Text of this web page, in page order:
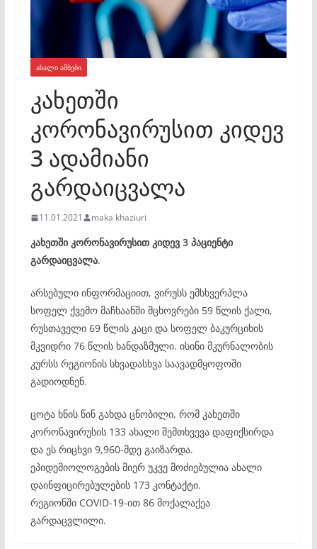
ᲐᲮᲐᲚᲘ ᲐᲛᲑᲔᲑᲘ
კახეთში
კორონავირუსით კიდევ
3 ადამიანი
გარდაიცვალა
11.01.2021 maka khaziuri
კახეთში კორონავირუსით კიდევ 3 პაციენტი
გარდაიცვალა.
არსებული ინფორმაციით, ვირუსს ემსხვერპლა
სოფელ ქვემო მაჩხაანში მცხოვრები 59 წლის ქალი,
რუსთაველი 69 წლის კაცი და სოფელ ბაკურციხის
მკვიდრი 76 წლის ხანდაზმული. ისინი მკურნალობის
კურსს რეგიონის სხვადასხვა საავადმყოფოში
გადიოდნენ.
ცოტა ხნის წინ გახდა ცნობილი, რომ კახეთში
კორონავირუსის 133 ახალი შემთხვევა დაფიქსირდა
და ეს რიცხვი 9,960-მდე გაიზარდა.
ეპიდემიოლოგების მიერ უკვე მოძიებულია ახალი
დაინფიცირებულების 173 კონტაქტი.
რეგიონში COVID-19-ით 86 მოქალაქეა
გარდაცვლილი.